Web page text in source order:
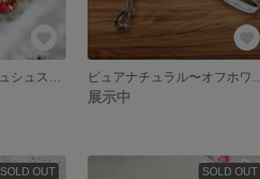
展示中
SOLD OUT SOLD OUT